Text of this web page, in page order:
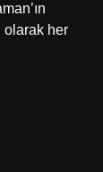
olarak her